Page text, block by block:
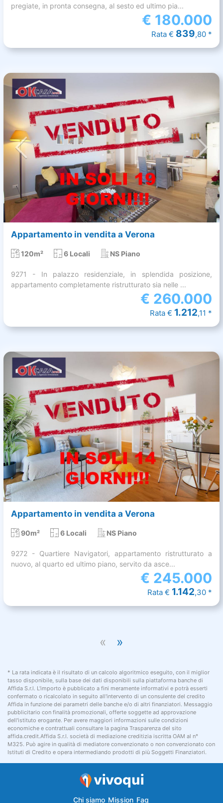
pregiate, in pronta consegna, al sesto ed ultimo pia...
€ 180.000
Rata € 839,80 *
Appartamento in vendita a Verona
120m² 6 Locali NS Piano
9271 - In palazzo residenziale, in splendida posizione,
appartamento completamente ristrutturato sia nelle ...
€ 260.000
Rata € 1.212,11 *
Appartamento in vendita a Verona
90m² 6 Locali NS Piano
9272 - Quartiere Navigatori, appartamento ristrutturato a
nuovo, al quarto ed ultimo piano, servito da asce...
€ 245.000
Rata € 1.142,30 *
« »
* La rata indicata è il risultato di un calcolo algoritmico eseguito, con il miglior
tasso disponibile, sulla base dei dati disponibili sulla piattaforma banche di
Affida S.r.l. L'importo è pubblicato a fini meramente informativi e potrà esserti
confermato o ricalcolato in seguito all'intervento di un consulente del credito
Affida in funzione dei parametri delle banche e/o di altri finanziatori. Messaggio
pubblicitario con finalità promozionali, offerte soggette ad approvazione
dell'istituto erogante. Per avere maggiori informazioni sulle condizioni
economiche e contrattuali consultare la pagina Trasparenza del sito
affida.credit.Affida S.r.l. società di mediazione creditizia iscritta OAM al n°
M325. Può agire in qualità di mediatore convenzionato o non convenzionato con
Istituti di Credito e opera intermediando prodotti di più Soggetti Finanziatori.
Chi siamo Mission Faq